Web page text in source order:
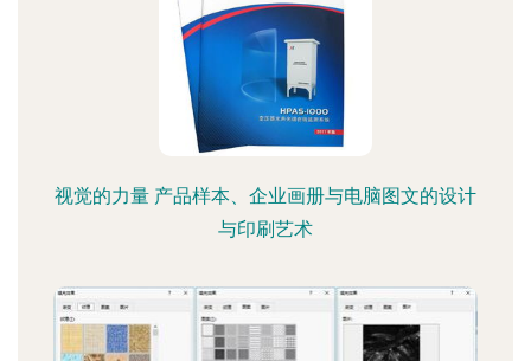
视觉的力量 产品样本、企业画册与电脑图文的设计
与印刷艺术